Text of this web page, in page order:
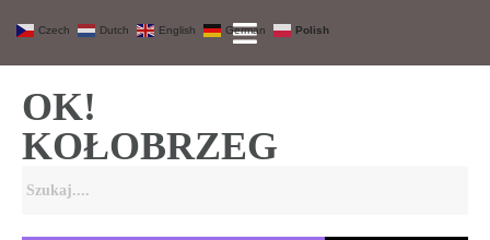
OK!
KOŁOBRZEG
Czech Dutch English German Polish